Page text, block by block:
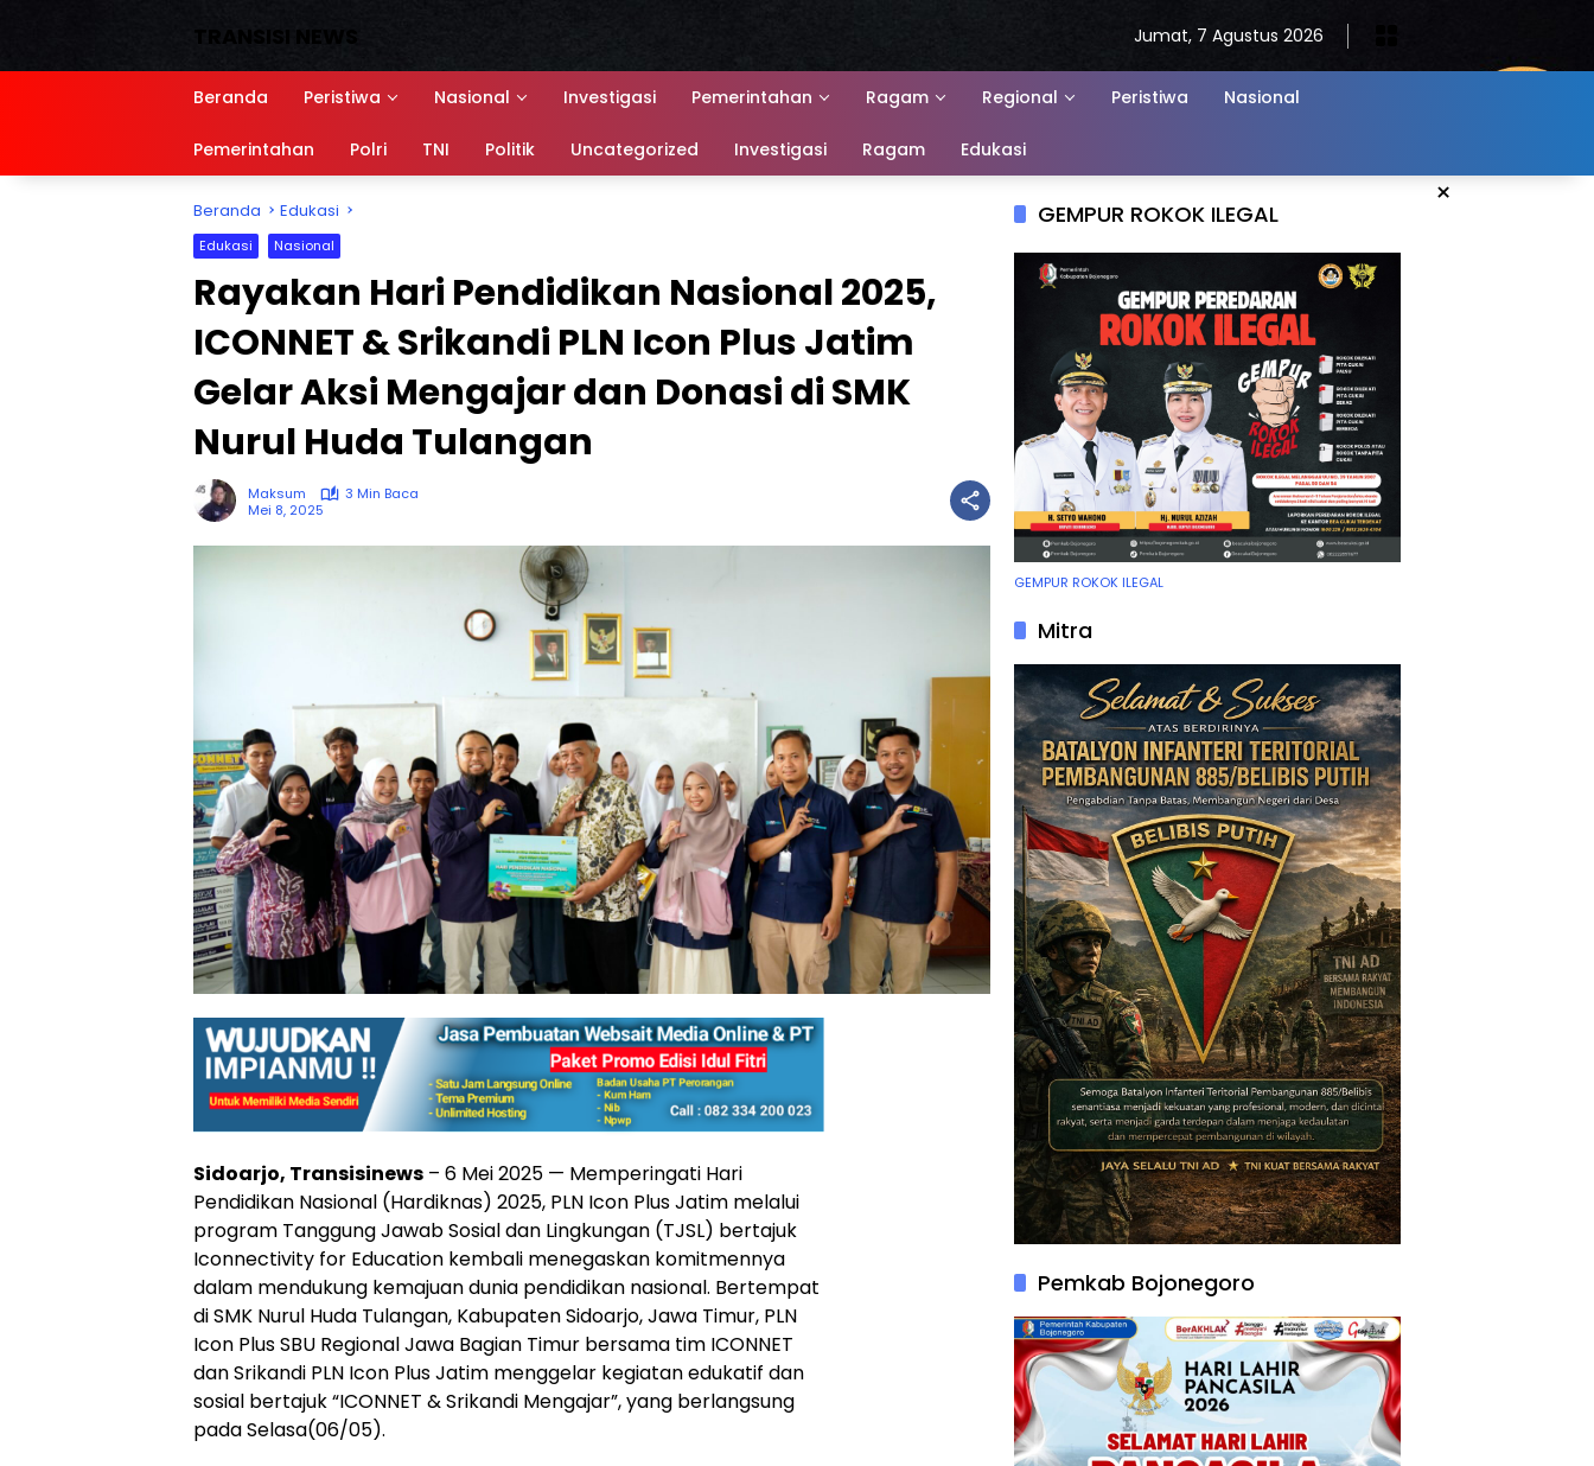
TRANSISI NEWS
Siber,
referensi
Jumat, 7 Agustus 2026
Beranda Peristiwa Nasional Investigasi Pemerintahan Ragam Regional Peristiwa Nasional
Pemerintahan Polri TNI Politik Uncategorized Investigasi Ragam Edukasi
×
Beranda Edukasi
Edukasi Nasional
Rayakan Hari Pendidikan Nasional 2025,
ICONNET & Srikandi PLN Icon Plus Jatim
Gelar Aksi Mengajar dan Donasi di SMK
Nurul Huda Tulangan
Maksum
3 Min Baca
Mei 8, 2025
Sidoarjo, Transisinews – 6 Mei 2025 — Memperingati Hari
Pendidikan Nasional (Hardiknas) 2025, PLN Icon Plus Jatim melalui
program Tanggung Jawab Sosial dan Lingkungan (TJSL) bertajuk
Iconnectivity for Education kembali menegaskan komitmennya
dalam mendukung kemajuan dunia pendidikan nasional. Bertempat
di SMK Nurul Huda Tulangan, Kabupaten Sidoarjo, Jawa Timur, PLN
Icon Plus SBU Regional Jawa Bagian Timur bersama tim ICONNET
dan Srikandi PLN Icon Plus Jatim menggelar kegiatan edukatif dan
sosial bertajuk “ICONNET & Srikandi Mengajar”, yang berlangsung
pada Selasa(06/05).
GEMPUR ROKOK ILEGAL
GEMPUR ROKOK ILEGAL
Mitra
Pemkab Bojonegoro